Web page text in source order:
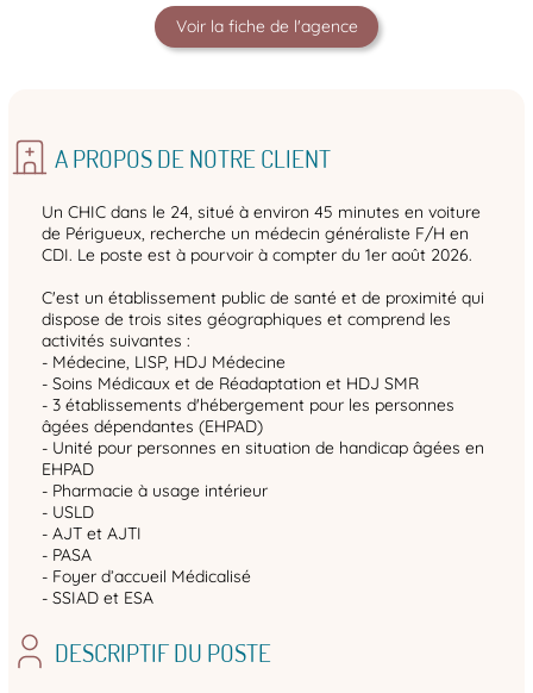
Voir la fiche de l'agence
A PROPOS DE NOTRE CLIENT
Un CHIC dans le 24, situé à environ 45 minutes en voiture
de Périgueux, recherche un médecin généraliste F/H en
CDI. Le poste est à pourvoir à compter du 1er août 2026.
C'est un établissement public de santé et de proximité qui
dispose de trois sites géographiques et comprend les
activités suivantes :
- Médecine, LISP, HDJ Médecine
- Soins Médicaux et de Réadaptation et HDJ SMR
- 3 établissements d'hébergement pour les personnes
âgées dépendantes (EHPAD)
- Unité pour personnes en situation de handicap âgées en
EHPAD
- Pharmacie à usage intérieur
- USLD
- AJT et AJTI
- PASA
- Foyer d’accueil Médicalisé
- SSIAD et ESA
DESCRIPTIF DU POSTE